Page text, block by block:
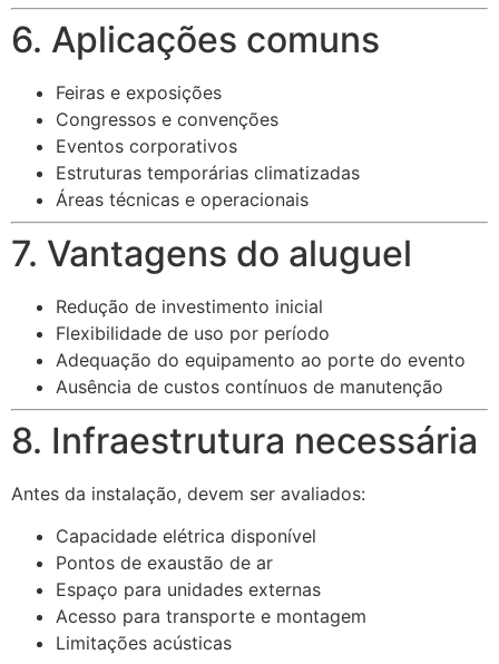
6. Aplicações comuns
Feiras e exposições
Congressos e convenções
Eventos corporativos
Estruturas temporárias climatizadas
Áreas técnicas e operacionais
7. Vantagens do aluguel
Redução de investimento inicial
Flexibilidade de uso por período
Adequação do equipamento ao porte do evento
Ausência de custos contínuos de manutenção
8. Infraestrutura necessária
Antes da instalação, devem ser avaliados:
Capacidade elétrica disponível
Pontos de exaustão de ar
Espaço para unidades externas
Acesso para transporte e montagem
Limitações acústicas